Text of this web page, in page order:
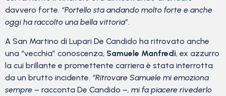
davvero forte. “Portello sta andando molto forte e anche
oggi ha raccolto una bella vittoria”.
A San Martino di Lupari De Candido ha ritrovato anche
una “vecchia” conoscenza, Samuele Manfredi, ex azzurro
la cui brillante e promettente carriera è stata interrotta
da un brutto incidente. “Ritrovare Samuele mi emoziona
sempre – racconta De Candido –, mi fa piacere rivederlo